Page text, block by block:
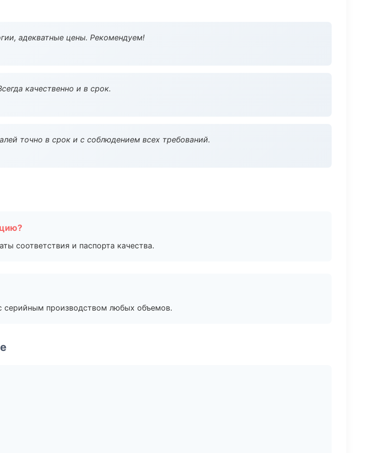
адекватные цены. Рекомендуем!
качественно и в срок.
точно в срок и с соблюдением всех требований.
соответствия и паспорта качества.
серийным производством любых объемов.